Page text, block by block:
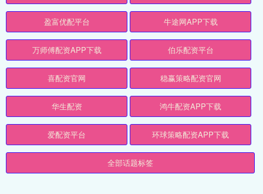
盈富优配平台 牛途网APP下载
万师傅配资APP下载 伯乐配资平台
喜配资官网 稳赢策略配资官网
华生配资 鸿牛配资APP下载
爱配资平台 环球策略配资APP下载
全部话题标签